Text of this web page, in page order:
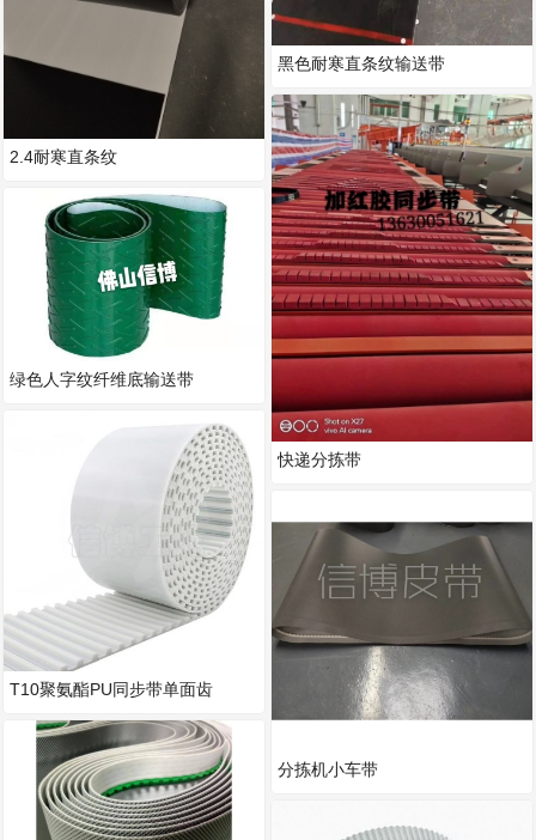
2.4耐寒直条纹
绿色人字纹纤维底输送带
T10聚氨酯PU同步带单面齿
黑色耐寒直条纹输送带
快递分拣带
分拣机小车带